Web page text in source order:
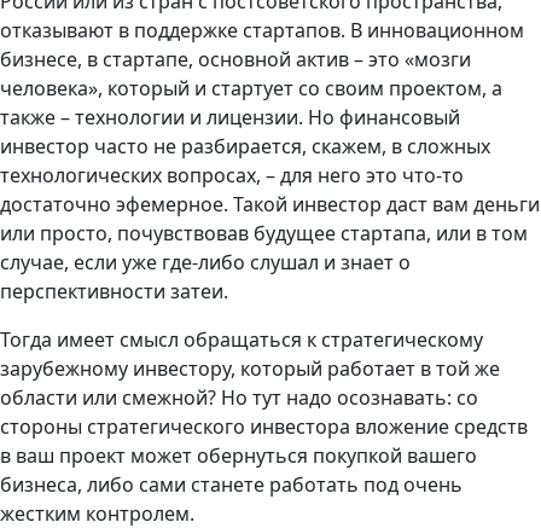
отказывают в поддержке стартапов. В инновационном
бизнесе, в стартапе, основной актив – это «мозги
человека», который и стартует со своим проектом, а
также – технологии и лицензии. Но финансовый
инвестор часто не разбирается, скажем, в сложных
технологических вопросах, – для него это что-то
достаточно эфемерное. Такой инвестор даст вам деньги
или просто, почувствовав будущее стартапа, или в том
случае, если уже где-либо слушал и знает о
перспективности затеи.
Тогда имеет смысл обращаться к стратегическому
зарубежному инвестору, который работает в той же
области или смежной? Но тут надо осознавать: со
стороны стратегического инвестора вложение средств
в ваш проект может обернуться покупкой вашего
бизнеса, либо сами станете работать под очень
жестким контролем.